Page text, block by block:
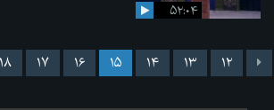
۵۲:۰۴
۱۲ ۱۳ ۱۴ ۱۵ ۱۶ ۱۷ ۱۸